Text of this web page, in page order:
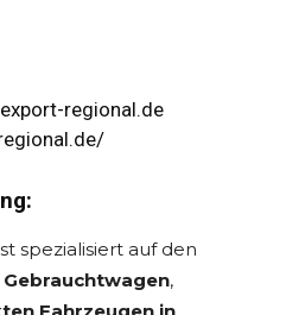
regional.de
spezialisiert auf den
,